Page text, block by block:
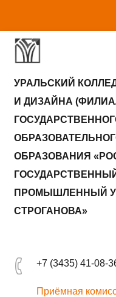
УРАЛЬСКИЙ
И ДИЗАЙНА
ОБРАЗОВАНИЯ
ПРОМЫШЛЕННЫЙ
СТРОГАНОВА»
+7 (3435) 41-08-
Приёмная